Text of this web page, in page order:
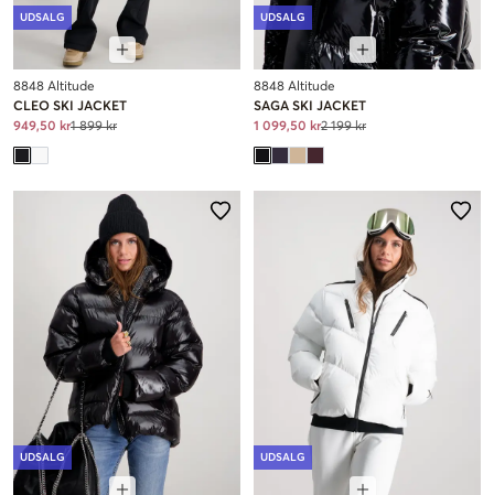
UDSALG
8848 Altitude
CLEO SKI JACKET
949,50 kr1 899 kr
UDSALG
8848 Altitude
SAGA SKI JACKET
1 099,50 kr2 199 kr
UDSALG UDSALG